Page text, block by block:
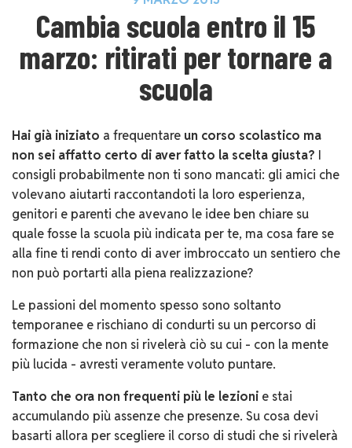
Cambia scuola entro il 15
marzo: ritirati per tornare a
scuola
Hai già iniziato a frequentare un corso scolastico ma
non sei affatto certo di aver fatto la scelta giusta? I
consigli probabilmente non ti sono mancati: gli amici che
volevano aiutarti raccontandoti la loro esperienza,
genitori e parenti che avevano le idee ben chiare su
quale fosse la scuola più indicata per te, ma cosa fare se
alla fine ti rendi conto di aver imbroccato un sentiero che
non può portarti alla piena realizzazione?
Le passioni del momento spesso sono soltanto
temporanee e rischiano di condurti su un percorso di
formazione che non si rivelerà ciò su cui - con la mente
più lucida - avresti veramente voluto puntare.
Tanto che ora non frequenti più le lezioni e stai
accumulando più assenze che presenze. Su cosa devi
basarti allora per scegliere il corso di studi che si rivelerà